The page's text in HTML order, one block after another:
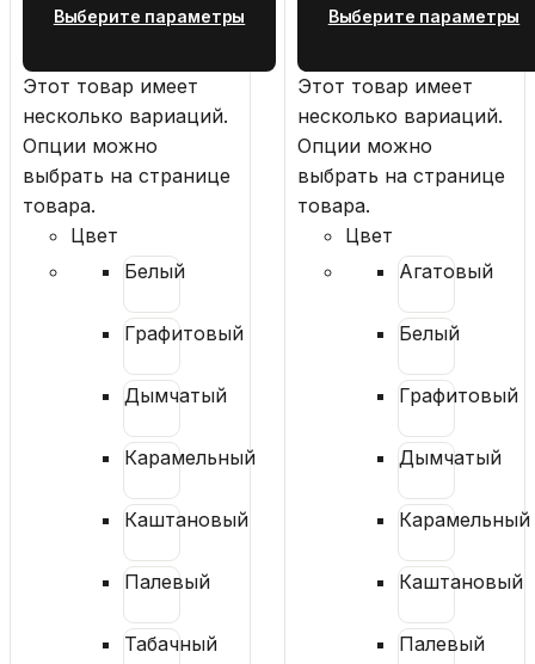
Выберите параметры
Этот товар имеет
несколько вариаций.
Опции можно
выбрать на странице
товара.
Цвет
Белый
Графитовый
Дымчатый
Карамельный
Каштановый
Палевый
Табачный
Выберите параметры
Этот товар имеет
несколько вариаций.
Опции можно
выбрать на странице
товара.
Цвет
Агатовый
Белый
Графитовый
Дымчатый
Карамельный
Каштановый
Палевый